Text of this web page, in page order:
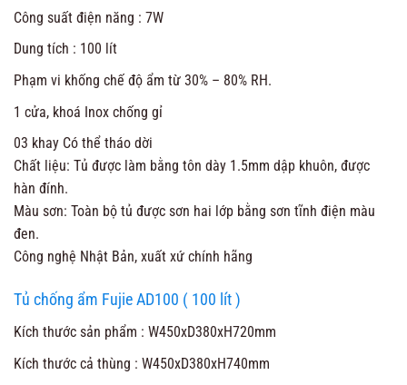
Công suất điện năng : 7W
Dung tích : 100 lít
Phạm vi khống chế độ ẩm từ 30% – 80% RH.
1 cửa, khoá Inox chống gỉ
03 khay Có thể tháo dời
Chất liệu: Tủ được làm bằng tôn dày 1.5mm dập khuôn, được
hàn đính.
Màu sơn: Toàn bộ tủ được sơn hai lớp bằng sơn tĩnh điện màu
đen.
Công nghệ Nhật Bản, xuất xứ chính hãng
Tủ chống ẩm Fujie AD100 ( 100 lít )
Kích thước sản phẩm : W450xD380xH720mm
Kích thước cả thùng : W450xD380xH740mm